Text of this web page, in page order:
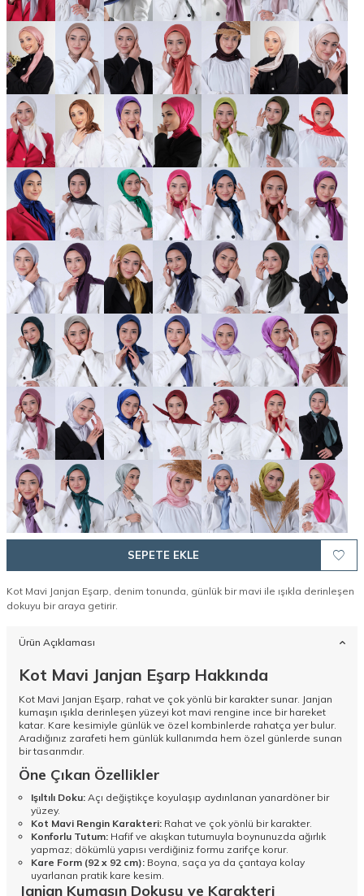
SEPETE EKLE
Kot Mavi Janjan Eşarp, denim tonunda, günlük bir mavi ile ışıkla derinleşen
dokuyu bir araya getirir.
Ürün Açıklaması
Kot Mavi Janjan Eşarp Hakkında
Kot Mavi Janjan Eşarp, rahat ve çok yönlü bir karakter sunar. Janjan
kumaşın ışıkla derinleşen yüzeyi kot mavi rengine ince bir hareket
katar. Kare kesimiyle günlük ve özel kombinlerde rahatça yer bulur.
Aradığınız zarafeti hem günlük kullanımda hem özel günlerde sunan
bir tasarımdır.
Öne Çıkan Özellikler
Işıltılı Doku: Açı değiştikçe koyulaşıp aydınlanan yanardöner bir
yüzey.
Kot Mavi Rengin Karakteri: Rahat ve çok yönlü bir karakter.
Konforlu Tutum: Hafif ve akışkan tutumuyla boynunuzda ağırlık
yapmaz; dökümlü yapısı verdiğiniz formu zarifçe korur.
Kare Form (92 x 92 cm): Boyna, saça ya da çantaya kolay
uyarlanan pratik kare kesim.
Janjan Kumaşın Dokusu ve Karakteri